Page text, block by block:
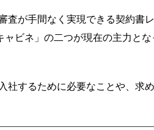
査が手間なく実現できる契約書レ
ビネ」の二つが現在の主力とな
社するために必要なことや、求